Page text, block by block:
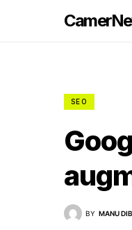
SEO
BY MANU